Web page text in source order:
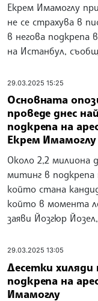
Екрем Имамоглу
не се страхува в
в негова подкрепа
на Истанбул,
29.03.2025 15:25
Основната
проведе днес
подкрепа на
Екрем Имамоглу
Около 2,2 милиона
митинг в
който стана
който в момента
заяви Йозгюр
29.03.2025 13:05
Десетки
подкрепа на
Имамоглу